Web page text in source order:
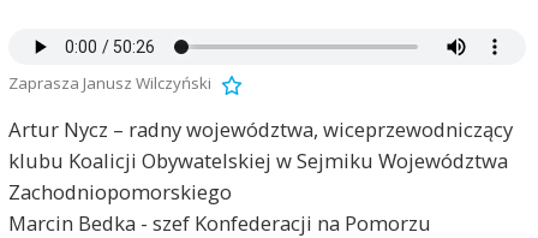
Zaprasza Janusz Wilczyński
Artur Nycz – radny województwa, wiceprzewodniczący
klubu Koalicji Obywatelskiej w Sejmiku Województwa
Zachodniopomorskiego
Marcin Bedka - szef Konfederacji na Pomorzu